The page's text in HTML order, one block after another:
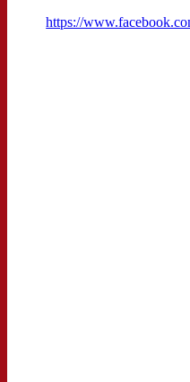
https://